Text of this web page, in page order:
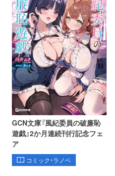
GCN文庫『風紀委員の破廉恥
遊戯』2か月連続刊行記念フェ
ア
コミック・ラノベ